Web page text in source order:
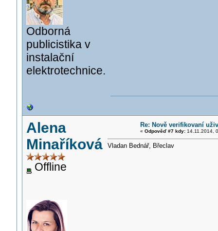
Odborná
publicistika v
instalační
elektrotechnice.
Alena
Minaříková
Offline
Re: Nově verifikovaní
« Odpověď #7 kdy:14.11.2014,
Vladan Bednář, Břeclav